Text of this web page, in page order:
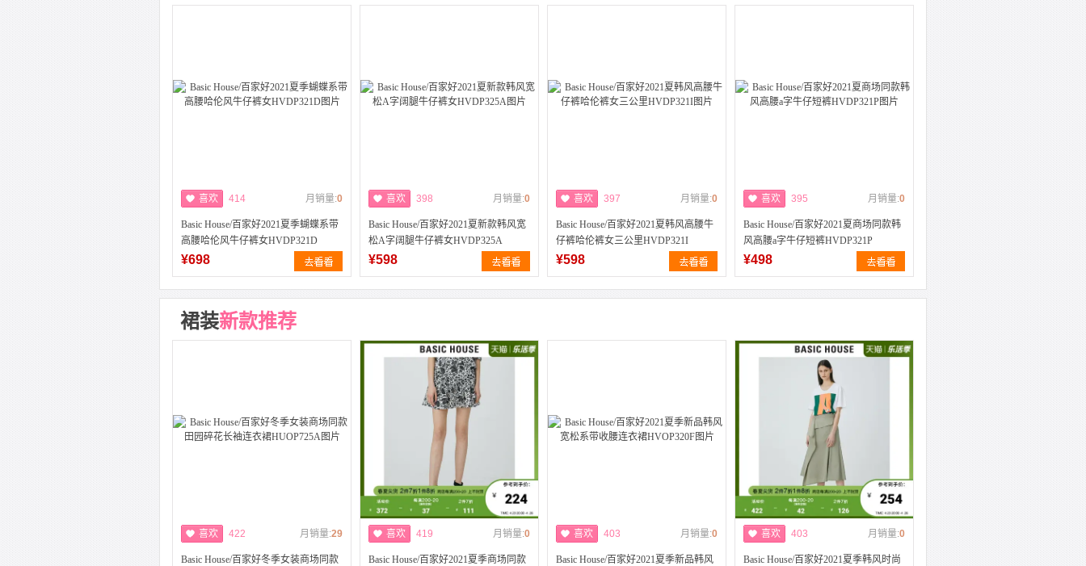
喜欢 414 月销量:0
Basic House/百家好2021夏季蝴蝶系带
高腰哈伦风牛仔裤女HVDP321D
¥698
喜欢 398 月销量:0
Basic House/百家好2021夏新款韩风宽
松A字阔腿牛仔裤女HVDP325A
¥598
喜欢 397 月销量:0
Basic House/百家好2021夏韩风高腰牛
仔裤哈伦裤女三公里HVDP321I
¥598
喜欢 395 月销量:0
Basic House/百家好2021夏商场同款韩
风高腰a字牛仔短裤HVDP321P
¥498
裙装新款推荐
喜欢 422 月销量:29
Basic House/百家好冬季女装商场同款
喜欢 419 月销量:0
Basic House/百家好2021夏季商场同款
喜欢 403 月销量:0
Basic House/百家好2021夏季新品韩风
喜欢 403 月销量:0
Basic House/百家好2021夏季韩风时尚